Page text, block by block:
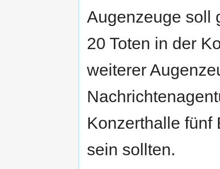
Augenzeuge soll
20 Toten in der
weiterer
Konzerthalle fünf
sein sollten.